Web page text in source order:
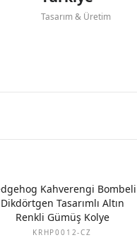
Tasarım & Üretim
Kahverengi Bombeli
Dikdörtgen Tasarımlı Altın
Renkli Gümüş Kolye
KRHP0012-CZ